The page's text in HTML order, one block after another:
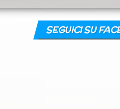
SEGUICI SU